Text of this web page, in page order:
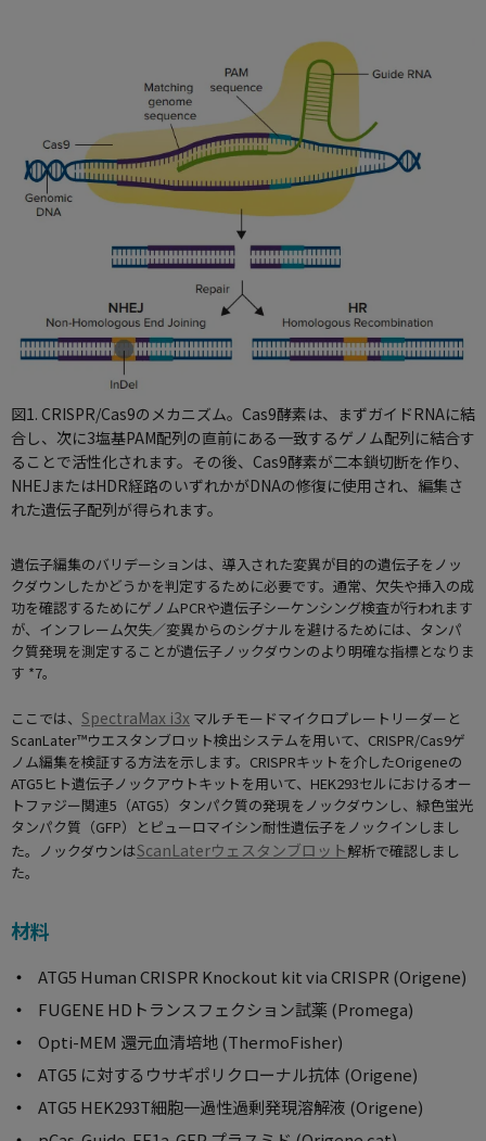
図1. CRISPR/Cas9のメカニズム。Cas9酵素は、まずガイドRNAに結
合し、次に3塩基PAM配列の直前にある一致するゲノム配列に結合す
ることで活性化されます。その後、Cas9酵素が二本鎖切断を作り、
NHEJまたはHDR経路のいずれかがDNAの修復に使用され、編集さ
れた遺伝子配列が得られます。
遺伝子編集のバリデーションは、導入された変異が目的の遺伝子をノッ
クダウンしたかどうかを判定するために必要です。通常、欠失や挿入の成
功を確認するためにゲノムPCRや遺伝子シーケンシング検査が行われます
が、インフレーム欠失／変異からのシグナルを避けるためには、タンパ
ク質発現を測定することが遺伝子ノックダウンのより明確な指標となりま
す *7。
ここでは、 SpectraMax i3x マルチモードマイクロプレートリーダーと
ScanLater™ウエスタンブロット検出システムを用いて、CRISPR/Cas9ゲ
ノム編集を検証する方法を示します。CRISPRキットを介したOrigeneの
ATG5ヒト遺伝子ノックアウトキットを用いて、HEK293セルにおけるオー
トファジー関連5（ATG5）タンパク質の発現をノックダウンし、緑色蛍光
タンパク質（GFP）とピューロマイシン耐性遺伝子をノックインしまし
た。ノックダウンはScanLaterウェスタンブロット解析で確認しまし
た。
材料
ATG5 Human CRISPR Knockout kit via CRISPR (Origene)
FUGENE HDトランスフェクション試薬 (Promega)
Opti-MEM 還元血清培地 (ThermoFisher)
ATG5 に対するウサギポリクローナル抗体 (Origene)
ATG5 HEK293T細胞一過性過剰発現溶解液 (Origene)